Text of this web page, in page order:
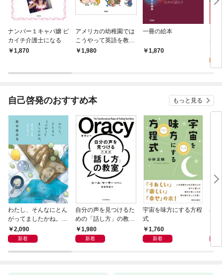
ナンバー１キャバ嬢 ピ
カイチ介護士になる
1,870
アメリカの幼稚園では
こうやって英語を教え
ている
1,980
一冊の絵本
1,870
先
く
じ
自己啓発のおすすめ本 もっと見る
わたし、そんなにとん
がってましたかね。
獅子座、Ａ型、丙午は
めぐる
2,090
新着
自分の声を見つけるた
めの「話し方」の教
室 Ｏｒａｃｙ（オラ
シー）
1,980
新着
宇宙を味方にする方程
式
1,760
新着
基